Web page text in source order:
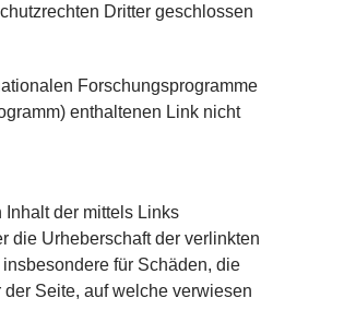
Dritter geschlossen
Forschungsprogramme
enthaltenen Link nicht
Inhalt der mittels Links
die Urheberschaft der verlinkten
für Schäden, die
Seite, auf welche verwiesen